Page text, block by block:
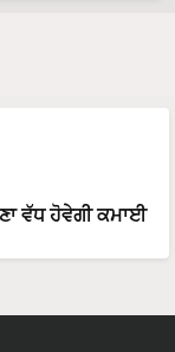
ਵੱਧ ਹੋਵੇਗੀ ਕਮਾਈ